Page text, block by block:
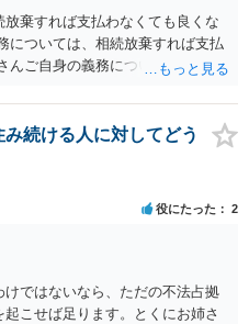
棄すれば支払わなくても良くな
ついては、相続放棄すれば支払
ご自身の義務については、契約
そも、何の義務も負わないなら、
サインさせる意味もないような気
放棄しても負う内容だと困ります
に相談に行かれることをお勧め
続ける人に対してどう
役にたった 2
ではないなら、ただの不法占拠
こせば足ります。とくにお姉さ